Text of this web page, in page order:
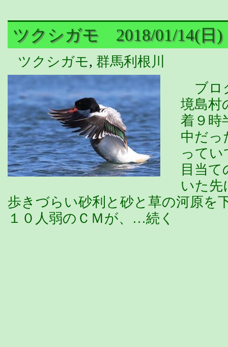
ツクシガモ 2018/01/14(日)
ツクシガモ, 群馬利根川
ブロ
境島村
着９
中だっ
って
目当
いた
歩きづらい砂利と砂と草の河原を
１０人弱のＣＭが、…続く